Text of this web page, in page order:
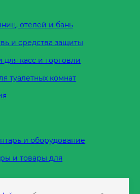
отелей и бань
и средства защиты
касс и торговли
туалетных комнат
и оборудование
и товары для